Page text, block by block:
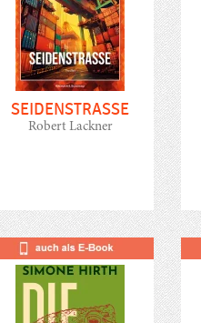
SEIDENSTRASSE
Robert Lackner